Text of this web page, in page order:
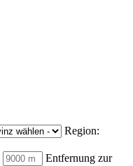
Region:
Entfernung zur